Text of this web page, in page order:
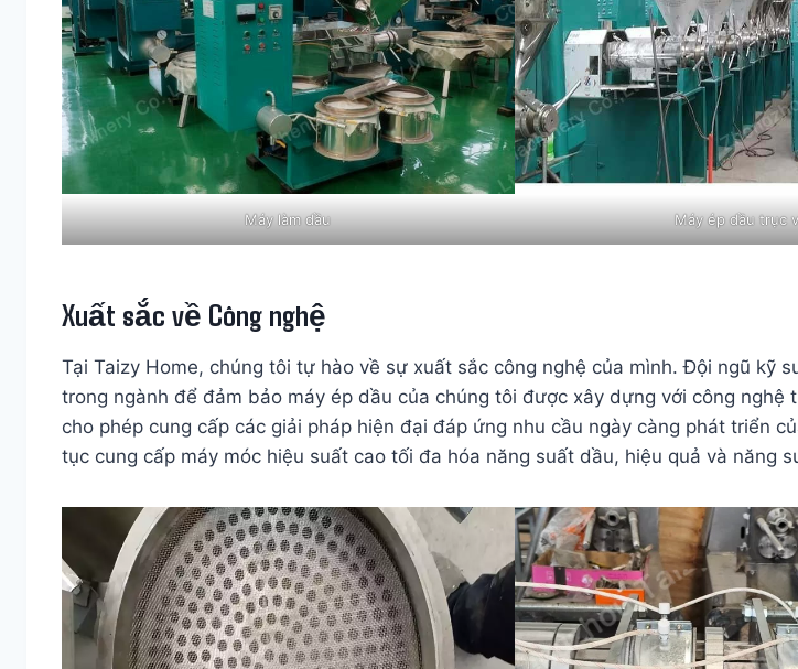
Máy làm dầu Máy ép dầu trục
Xuất sắc về Công nghệ
Tại Taizy Home, chúng tôi tự hào về sự xuất sắc công nghệ của mình. Đội ngũ kỹ
trong ngành để đảm bảo máy ép dầu của chúng tôi được xây dựng với công
cho phép cung cấp các giải pháp hiện đại đáp ứng nhu cầu ngày càng phát triển
tục cung cấp máy móc hiệu suất cao tối đa hóa năng suất dầu, hiệu quả và năng